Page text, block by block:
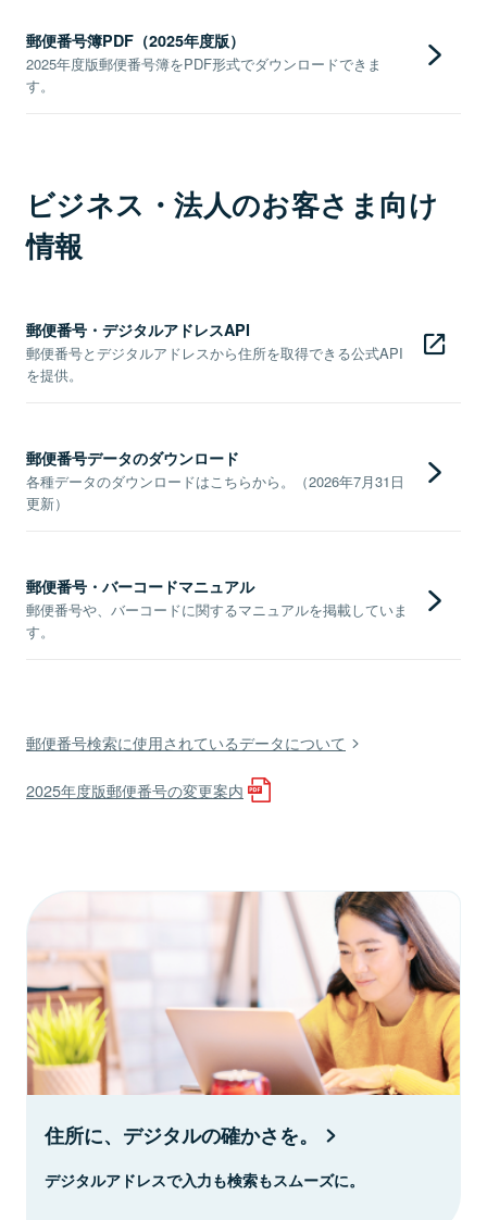
郵便番号簿PDF（2025年度版）
2025年度版郵便番号簿をPDF形式でダウンロードできま
す。
ビジネス・法人のお客さま向け
情報
郵便番号・デジタルアドレスAPI
郵便番号とデジタルアドレスから住所を取得できる公式API
を提供。
郵便番号データのダウンロード
各種データのダウンロードはこちらから。（2026年7月31日
更新）
郵便番号・バーコードマニュアル
郵便番号や、バーコードに関するマニュアルを掲載していま
す。
郵便番号検索に使用されているデータについて
2025年度版郵便番号の変更案内
住所に、デジタルの確かさを。
デジタルアドレスで入力も検索もスムーズに。